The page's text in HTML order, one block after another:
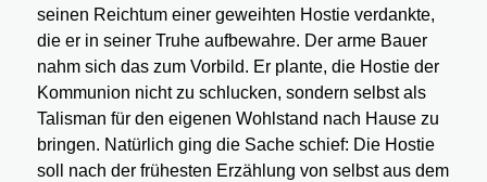
seinen Reichtum einer geweihten Hostie verdankte,
die er in seiner Truhe aufbewahre. Der arme Bauer
nahm sich das zum Vorbild. Er plante, die Hostie der
Kommunion nicht zu schlucken, sondern selbst als
Talisman für den eigenen Wohlstand nach Hause zu
bringen. Natürlich ging die Sache schief: Die Hostie
soll nach der frühesten Erzählung von selbst aus dem